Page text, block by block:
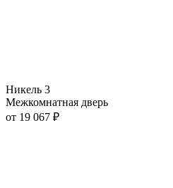
Никель 3
Межкомнатная дверь
от 19 067 ₽